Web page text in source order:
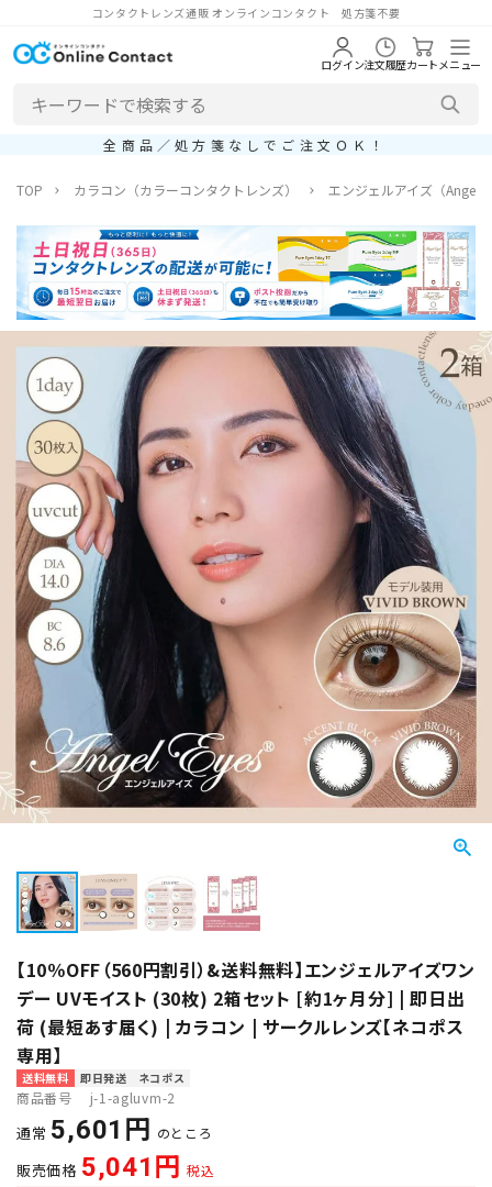
コンタクトレンズ通販 オンラインコンタクト 処方箋不要
ログイン注文履歴カートメニュー
全商品／処方箋なしでご注文ＯＫ！
TOP カラコン（カラーコンタクトレンズ） エンジェルアイズ（Angel
【10％OFF（560円割引）&送料無料】エンジェルアイズワン
デー UVモイスト (30枚) 2箱セット [約1ヶ月分] | 即日出
荷 (最短あす届く) | カラコン | サークルレンズ【ネコポス
専用】
送料無料 即日発送 ネコポス
商品番号 j-1-agluvm-2
通常 5,601 のところ
販売価格 5,041 税込